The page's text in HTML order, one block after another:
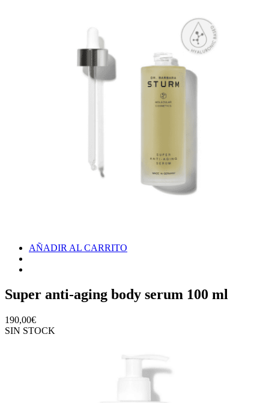
AÑADIR AL CARRITO
Super anti-aging body serum 100 ml
190,00€
SIN STOCK